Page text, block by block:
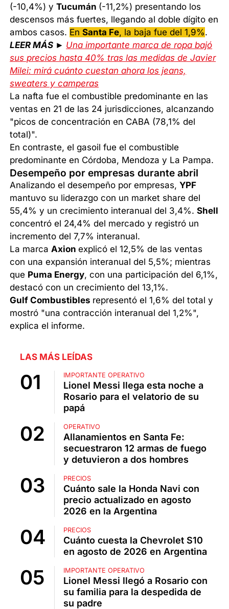
(-10,4%) yTucumán (-11,2%) presentando los
descensos más fuertes, llegando al doble dígito en
ambos casos. EnSanta Fe, la baja fue del 1,9%.
LEER MÁS ► Una importante marca de ropa bajó
sus precios hasta 40% tras las medidas de Javier
Milei: mirá cuánto cuestan ahora los jeans,
sweaters y camperas
La nafta fue el combustible predominante en las
ventas en 21 de las 24 jurisdicciones, alcanzando
"picos de concentración en CABA (78,1% del
total)".
En contraste, el gasoil fue el combustible
predominante en Córdoba, Mendoza y La Pampa.
Desempeño por empresas durante abril
Analizando el desempeño por empresas,YPF
mantuvo su liderazgo con un market share del
55,4% y un crecimiento interanual del 3,4%.Shell
concentró el 24,4% del mercado y registró un
incremento del 7,7% interanual.
La marca Axionexplicó el 12,5% de las ventas
con una expansión interanual del 5,5%; mientras
que Puma Energy, con una participación del 6,1%,
destacó con un crecimiento del 13,1%.
Gulf Combustibles representó el 1,6% del total y
mostró "una contracción interanual del 1,2%",
explica el informe.
LAS MÁS LEÍDAS
IMPORTANTE OPERATIVO
Lionel Messi llega esta noche a
Rosario para el velatorio de su
papá
OPERATIVO
Allanamientos en Santa Fe:
secuestraron 12 armas de fuego
y detuvieron a dos hombres
PRECIOS
Cuánto sale la Honda Navi con
precio actualizado en agosto
2026 en la Argentina
PRECIOS
Cuánto cuesta la Chevrolet S10
en agosto de 2026 en Argentina
IMPORTANTE OPERATIVO
Lionel Messi llegó a Rosario con
su familia para la despedida de
su padre